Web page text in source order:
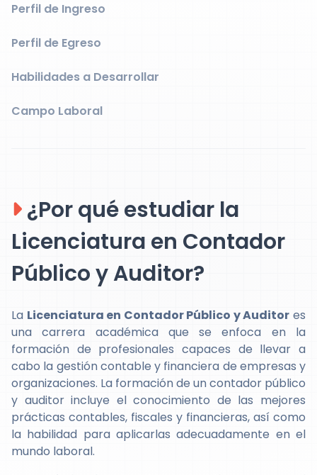
Perfil de Ingreso
Perfil de Egreso
Habilidades a Desarrollar
Campo Laboral
¿Por qué estudiar la
Licenciatura en Contador
Público y Auditor?
La Licenciatura en Contador Público y Auditor es
una carrera académica que se enfoca en la
formación de profesionales capaces de llevar a
cabo la gestión contable y financiera de empresas y
organizaciones. La formación de un contador público
y auditor incluye el conocimiento de las mejores
prácticas contables, fiscales y financieras, así como
la habilidad para aplicarlas adecuadamente en el
mundo laboral.